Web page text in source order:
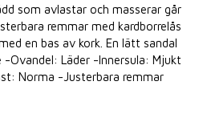
som avlastar och masserar går
remmar med kardborrelås
en bas av kork. En lätt sandal
Ovandel: Läder -Innersula: Mjukt
Norma -Justerbara remmar